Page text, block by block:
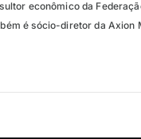
econômico da
é sócio-diretor da Axion